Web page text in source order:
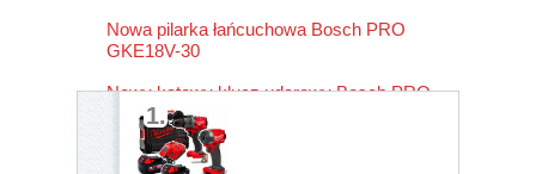
1.
Nowa pilarka łańcuchowa Bosch PRO
GKE18V-30
Nowy kątowy klucz udarowy Bosch PRO
GRS18V-330